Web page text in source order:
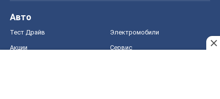
Авто
Тест Драйв Электромобили
Акции Сервис